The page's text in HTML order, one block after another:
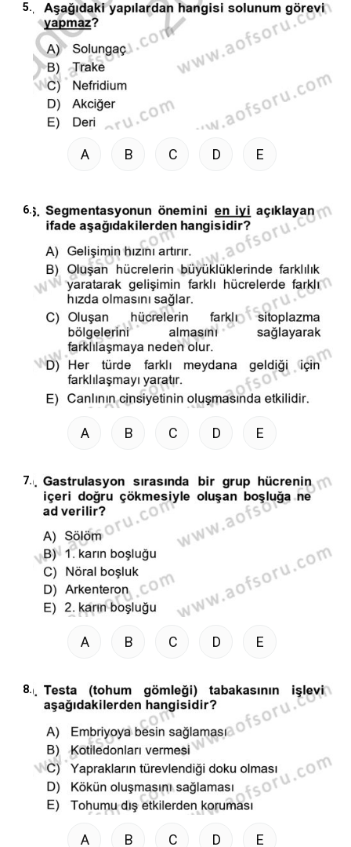
5.
A B C D E
6.
A B C D E
7.
A B C D E
8.
A B C D E